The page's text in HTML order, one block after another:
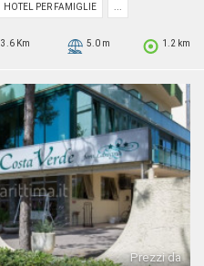
HOTEL PER FAMIGLIE
1.2 km
5.0 m
3.6 Km
Prezzi da